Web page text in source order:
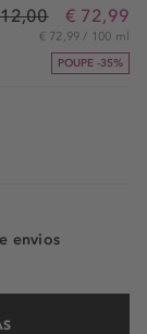
€ 72,99
€ 72,99 / 100 ml
POUPE -35%
envios